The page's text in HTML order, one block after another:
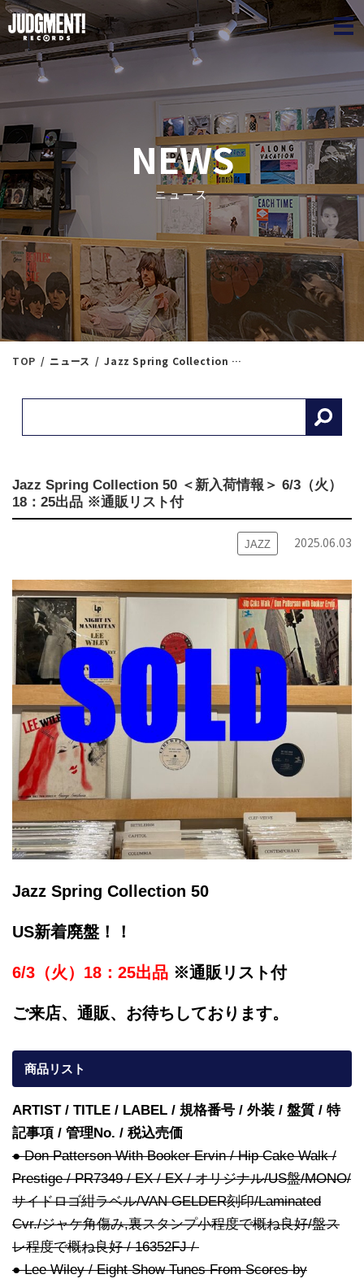
NEWS
ニュース
TOP ニュース Jazz Spring Collection 50 ＜新入荷情報＞ 6/3（火）18：25出品 ※通販リスト付
Jazz Spring Collection 50 ＜新入荷情報＞ 6/3（火）
18：25出品 ※通販リスト付
JAZZ 2025.06.03
Jazz Spring Collection 50
US新着廃盤！！
6/3（火）18：25出品 ※通販リスト付
ご来店、通販、お待ちしております。
商品リスト
ARTIST / TITLE / LABEL / 規格番号 / 外装 / 盤質 / 特
記事項 / 管理No. / 税込売価
● Don Patterson With Booker Ervin / Hip Cake Walk /
Prestige / PR7349 / EX / EX / オリジナル/US盤/MONO/
サイドロゴ紺ラベル/VAN GELDER刻印/Laminated
Cvr./ジャケ角傷み,裏スタンプ小程度で概ね良好/盤ス
レ程度で概ね良好 / 16352FJ /
● Lee Wiley / Eight Show Tunes From Scores by